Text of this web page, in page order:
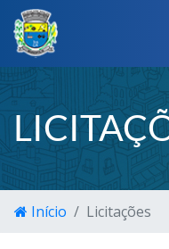
Início Licitações